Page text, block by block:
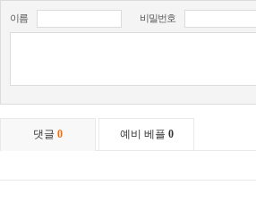
이름 비밀번호
댓글 0 예비 베플 0